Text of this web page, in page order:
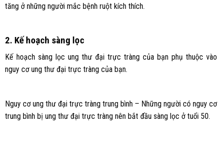
tăng ở những người mắc bệnh ruột kích thích.
2. Kế hoạch sàng lọc
Kế hoạch sàng lọc ung thư đại trực tràng của bạn phụ thuộc vào
nguy cơ ung thư đại trực tràng của bạn.
Nguy cơ ung thư đại trực tràng trung bình – Những người có nguy cơ
trung bình bị ung thư đại trực tràng nên bắt đầu sàng lọc ở tuổi 50.